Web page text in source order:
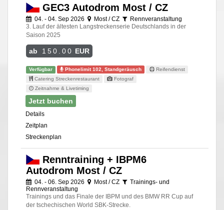
GEC3 Autodrom Most / CZ
04. - 04. Sep 2026 Most / CZ
Rennveranstaltung
3. Lauf der ältesten Langstreckenserie Deutschlands in der
Saison 2025
ab 150.00 EUR
Verfügbar Phonelimit 102, Standgeräusch
Reifendienst
Catering Streckenrestaurant
Fotograf
Zeitnahme & Livetiming
Jetzt buchen
Details
Zeitplan
Streckenplan
Renntraining + IBPM6
Autodrom Most / CZ
04. - 06. Sep 2026 Most / CZ
Trainings- und
Rennveranstaltung
Trainings und das Finale der IBPM und des BMW RR Cup auf
der tschechischen World SBK-Strecke.